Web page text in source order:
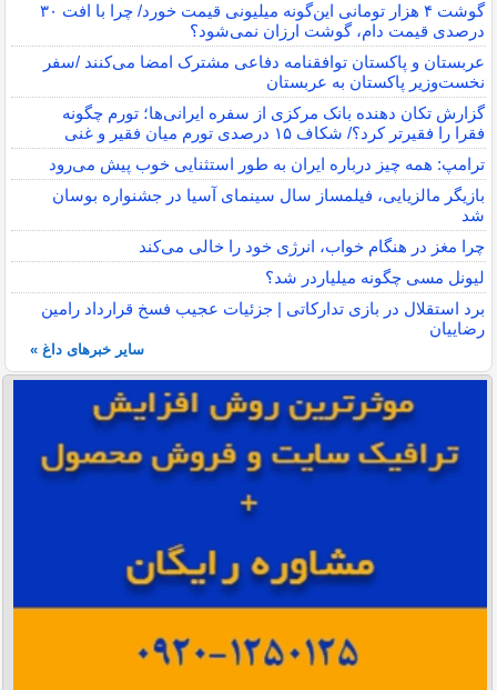
گوشت ۴ هزار تومانی این‌گونه میلیونی قیمت خورد/ چرا با افت ۳۰
درصدی قیمت دام، گوشت ارزان نمی‌شود؟
عربستان و پاکستان توافقنامه دفاعی مشترک امضا می‌کنند /سفر
نخست‌وزیر پاکستان به عربستان
گزارش تکان‌ دهنده بانک مرکزی از سفره ایرانی‌ها؛ تورم چگونه
فقرا را فقیرتر کرد؟/ شکاف ۱۵ درصدی تورم میان فقیر و غنی
ترامپ: همه چیز درباره ایران به طور استثنایی خوب پیش می‌رود
بازیگر مالزیایی، فیلمساز سال سینمای آسیا در جشنواره بوسان
شد
چرا مغز در هنگام خواب، انرژی خود را خالی می‌کند
لیونل مسی چگونه میلیاردر شد؟
برد استقلال در بازی تدارکاتی | جزئیات عجیب فسخ قرارداد رامین
رضاییان
سایر خبرهای داغ »